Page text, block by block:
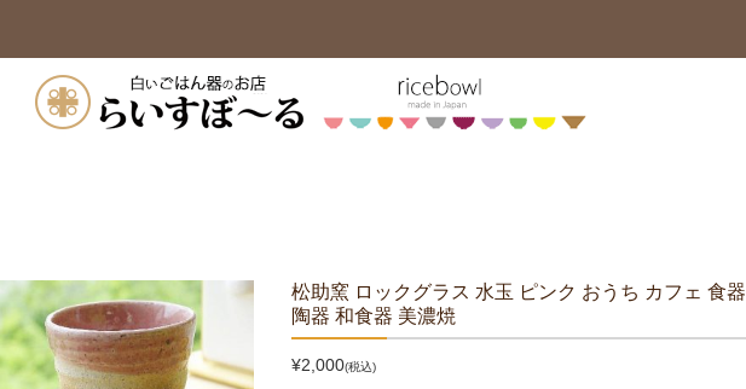
松助窯 ロックグラス 水玉 ピンク おうち カフェ 食器
陶器 和食器 美濃焼
¥2,000(税込)